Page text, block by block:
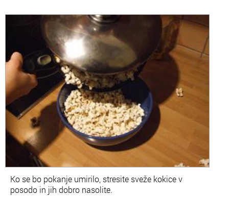
Ko se bo pokanje umirilo, stresite sveže kokice v
posodo in jih dobro nasolite.